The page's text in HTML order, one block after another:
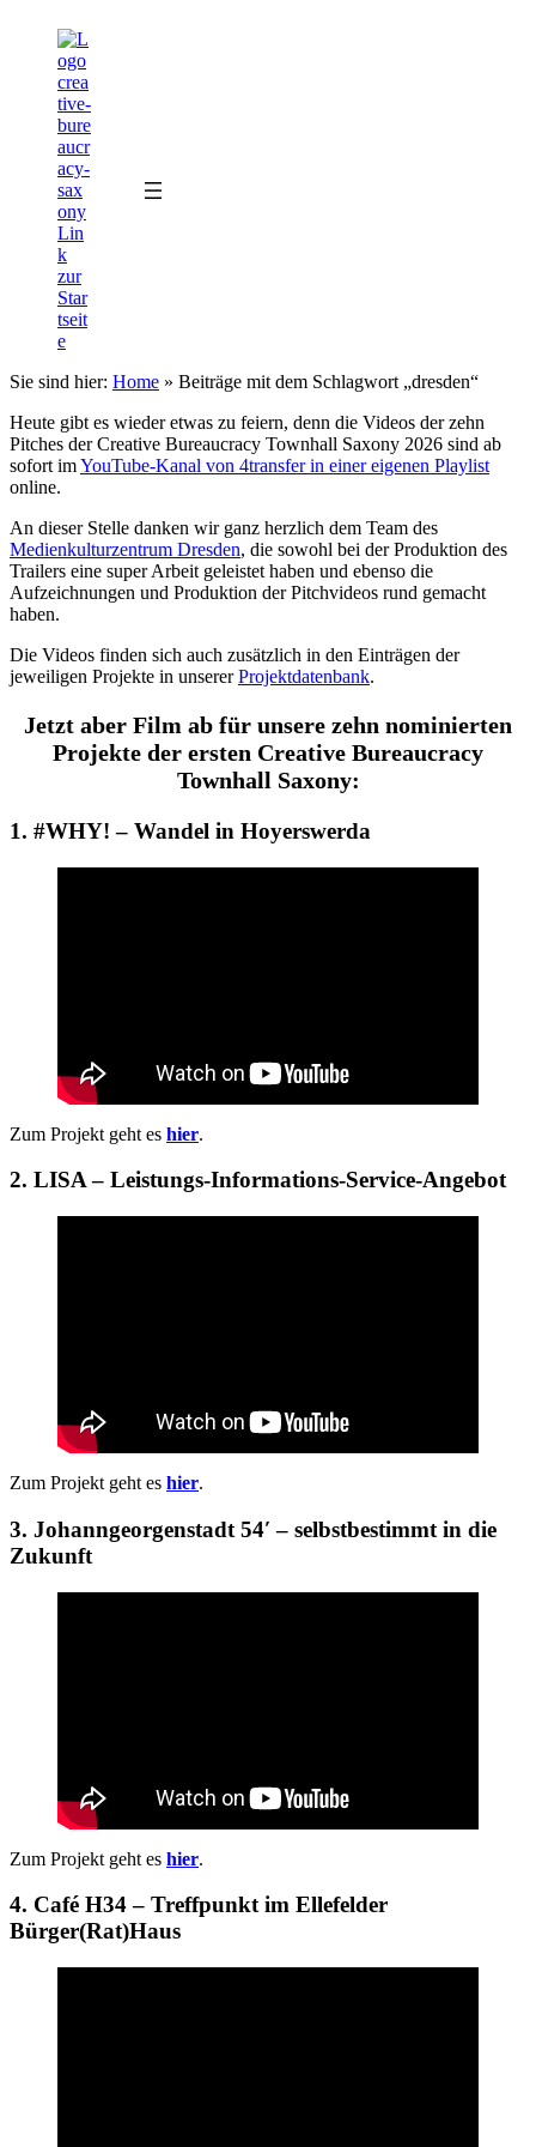
springen
springen
Sie sind hier: Home » Beiträge mit dem Schlagwort „dresden“
Heute gibt es wieder etwas zu feiern, denn die Videos der zehn
Pitches der Creative Bureaucracy Townhall Saxony 2026 sind ab
sofort imYouTube-Kanal von 4transfer in einer eigenen Playlist
online.
An dieser Stelle danken wir ganz herzlich dem Team des
Medienkulturzentrum Dresden, die sowohl bei der Produktion des
Trailers eine super Arbeit geleistet haben und ebenso die
Aufzeichnungen und Produktion der Pitchvideos rund gemacht
haben.
Die Videos finden sich auch zusätzlich in den Einträgen der
jeweiligen Projekte in unsererProjektdatenbank.
Jetzt aber Film ab für unsere zehn nominierten
Projekte der ersten Creative Bureaucracy
Townhall Saxony:
1. #WHY! – Wandel in Hoyerswerda
Zum Projekt geht es hier.
2. LISA – Leistungs-Informations-Service-Angebot
Zum Projekt geht es hier.
3. Johanngeorgenstadt 54′ – selbstbestimmt in die
Zukunft
Zum Projekt geht es hier.
4. Café H34 – Treffpunkt im Ellefelder
Bürger(Rat)Haus